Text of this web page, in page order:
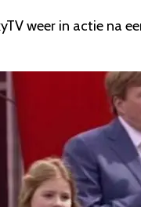
weer in actie na